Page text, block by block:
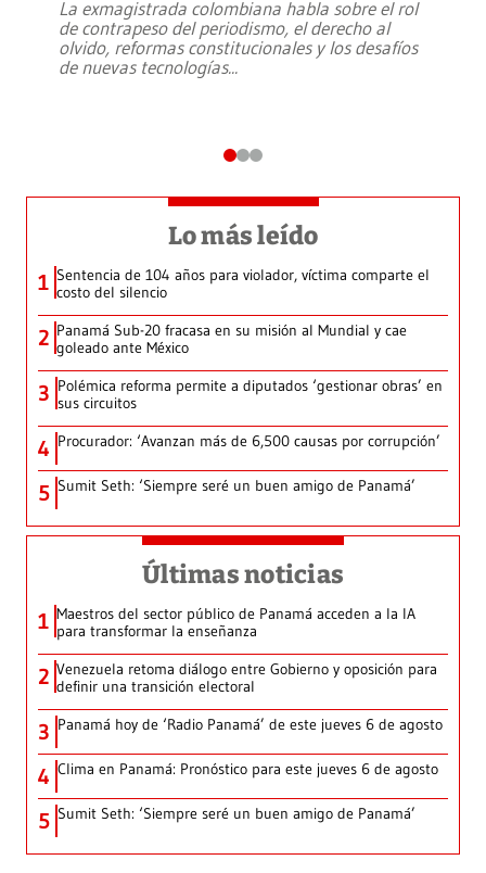
La exmagistrada colombiana habla sobre el rol
de contrapeso del periodismo, el derecho al
olvido, reformas constitucionales y los desafíos
de nuevas tecnologías...
Lo más leído
1 Sentencia de 104 años para violador, víctima comparte el
costo del silencio
2 Panamá Sub-20 fracasa en su misión al Mundial y cae
goleado ante México
3 Polémica reforma permite a diputados ‘gestionar obras’ en
sus circuitos
4 Procurador: ‘Avanzan más de 6,500 causas por corrupción’
5 Sumit Seth: ‘Siempre seré un buen amigo de Panamá’
Últimas noticias
1 Maestros del sector público de Panamá acceden a la IA
para transformar la enseñanza
2 Venezuela retoma diálogo entre Gobierno y oposición para
definir una transición electoral
3 Panamá hoy de ‘Radio Panamá’ de este jueves 6 de agosto
4 Clima en Panamá: Pronóstico para este jueves 6 de agosto
5 Sumit Seth: ‘Siempre seré un buen amigo de Panamá’